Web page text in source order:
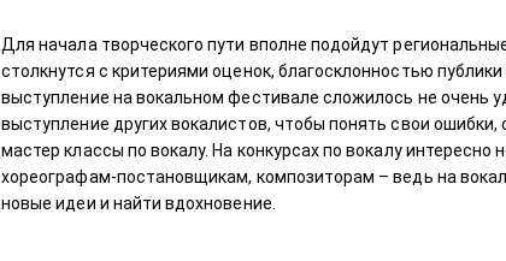
Для начала творческого пути вполне подойдут
столкнутся с критериями оценок, благосклонностью
выступление на вокальном фестивале сложилось не очень
выступление других вокалистов, чтобы понять свои
мастер классы по вокалу. На конкурсах по вокалу
хореографам-постановщикам, композиторам – ведь на
новые идеи и найти вдохновение.